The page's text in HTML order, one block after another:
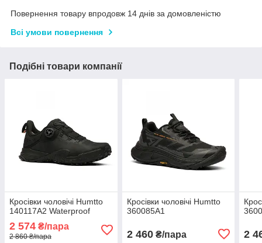
Повернення товару впродовж 14 днів за домовленістю
Всі умови повернення
Подібні товари компанії
Кросівки чоловічі Humtto
140117A2 Waterproof
2 574 ₴/пара
2 860 ₴/пара
Кросівки чоловічі Humtto
360085A1
2 460₴/пара 2